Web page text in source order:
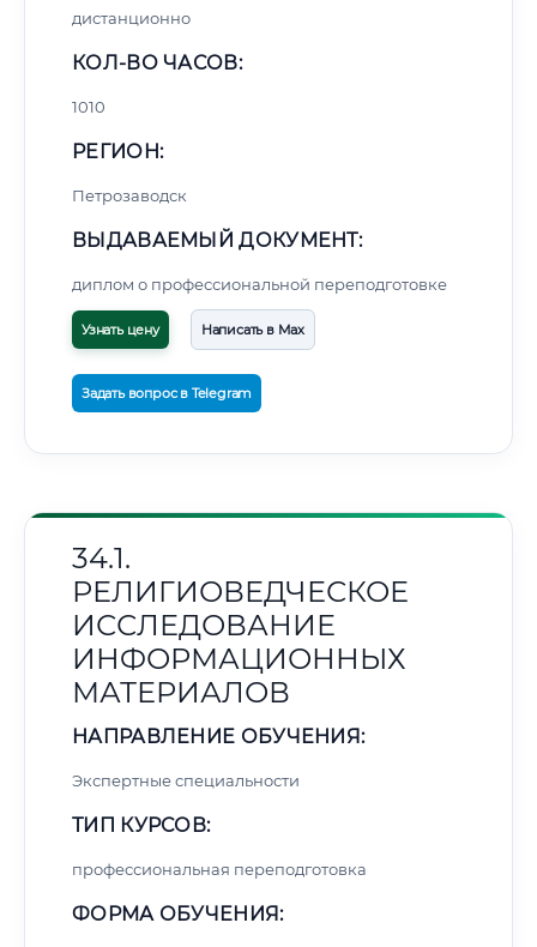
дистанционно
КОЛ-ВО ЧАСОВ:
1010
РЕГИОН:
Петрозаводск
ВЫДАВАЕМЫЙ ДОКУМЕНТ:
диплом о профессиональной переподготовке
Узнать цену Написать в Max
Задать вопрос в Telegram
34.1.
РЕЛИГИОВЕДЧЕСКОЕ
ИССЛЕДОВАНИЕ
ИНФОРМАЦИОННЫХ
МАТЕРИАЛОВ
НАПРАВЛЕНИЕ ОБУЧЕНИЯ:
Экспертные специальности
ТИП КУРСОВ:
профессиональная переподготовка
ФОРМА ОБУЧЕНИЯ: